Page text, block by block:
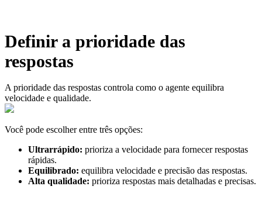
Definir a prioridade das
respostas
A prioridade das respostas controla como o agente equilibra
velocidade e qualidade.
Você pode escolher entre três opções:
Ultrarrápido: prioriza a velocidade para fornecer respostas
rápidas.
Equilibrado: equilibra velocidade e precisão das respostas.
Alta qualidade: prioriza respostas mais detalhadas e precisas.